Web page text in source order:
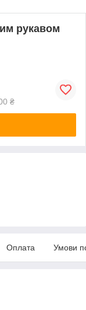
рукавом
₴
Оплата Умови